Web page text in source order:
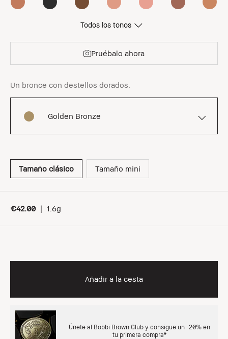
Todos los tonos
Pruébalo ahora
Un bronce con destellos dorados.
Golden Bronze
Tamaño clásico Tamaño mini
€42.00 | 1.6g
Añadir a la cesta
Únete al Bobbi Brown Club y consigue un -20% en
tu primera compra*